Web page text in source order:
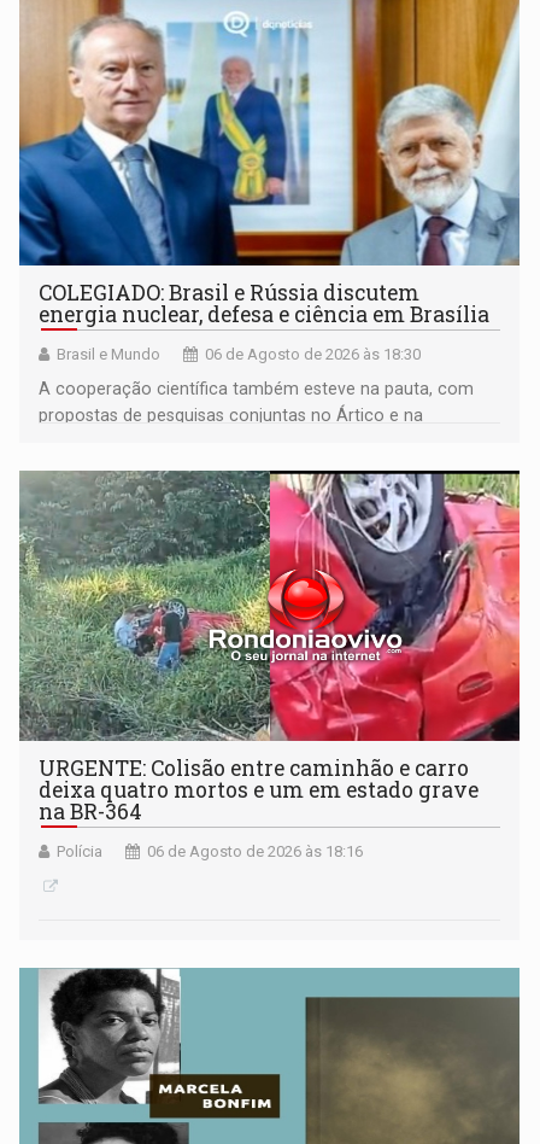
COLEGIADO: Brasil e Rússia discutem
energia nuclear, defesa e ciência em Brasília
Brasil e Mundo 06 de Agosto de 2026 às 18:30
A cooperação científica também esteve na pauta, com
propostas de pesquisas conjuntas no Ártico e na
URGENTE: Colisão entre caminhão e carro
deixa quatro mortos e um em estado grave
na BR-364
Polícia 06 de Agosto de 2026 às 18:16